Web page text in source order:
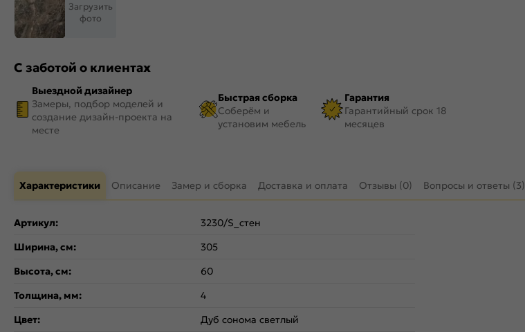
Загрузить
фото
С заботой о клиентах
Выездной дизайнер
Замеры, подбор моделей и
создание дизайн-проекта на
месте
Быстрая сборка
Соберём и
установим мебель
Гарантия
Гарантийный срок 18
месяцев
Характеристики Описание Замер и сборка Доставка и оплата Отзывы (0) Вопросы и ответы (3)
Артикул:
3230/S_стен
Ширина, см:
305
Высота, см:
60
Толщина, мм:
4
Цвет:
Дуб сонома светлый